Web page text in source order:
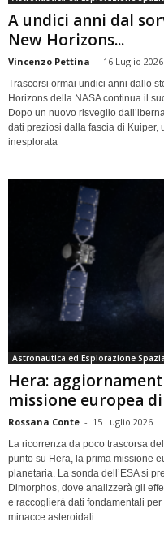
A undici anni dal
New Horizons...
Vincenzo Pettina - 16 Luglio 2026
Trascorsi ormai undici anni dallo
Horizons della NASA continua il
Dopo un nuovo risveglio
dati preziosi dalla fascia di Kuiper,
inesplorata
Astronautica ed Esplorazione
Hera:
missione europea
Rossana Conte - 15 Luglio 2026
La ricorrenza da poco trascorsa
punto su Hera, la prima missione
planetaria. La sonda dell’ESA si
Dimorphos, dove analizzerà gli
e raccoglierà dati fondamentali
minacce asteroidali